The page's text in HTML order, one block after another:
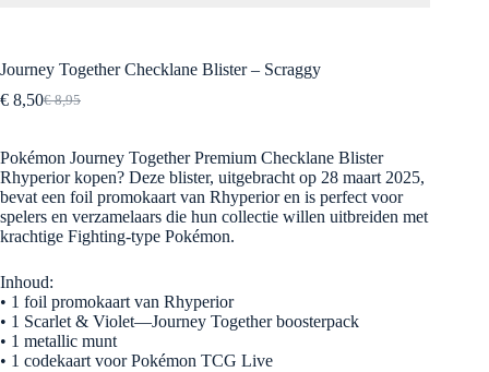
Journey Together Checklane Blister – Scraggy
€8,95
Oorspronkelijke
€ 8,95.
€ 8,50Huidige
€ 8,50.
Pokémon Journey Together Premium Checklane Blister
Rhyperior kopen? Deze blister, uitgebracht op 28 maart 2025,
bevat een foil promokaart van Rhyperior en is perfect voor
spelers en verzamelaars die hun collectie willen uitbreiden met
krachtige Fighting-type Pokémon.
Inhoud:
• 1 foil promokaart van Rhyperior
• 1 Scarlet & Violet—Journey Together boosterpack
• 1 metallic munt
• 1 codekaart voor Pokémon TCG Live